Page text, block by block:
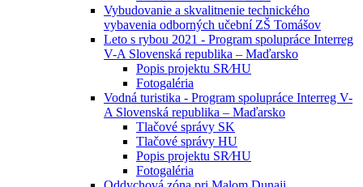
Vybudovanie a skvalitnenie technického
vybavenia odborných učební ZŠ Tomášov
Leto s rybou 2021 - Program spolupráce Interreg
V-A Slovenská republika – Maďarsko
Popis projektu SR⁄HU
Fotogaléria
Vodná turistika - Program spolupráce Interreg V-
A Slovenská republika – Maďarsko
Tlačové správy SK
Tlačové správy HU
Popis projektu SR⁄HU
Fotogaléria